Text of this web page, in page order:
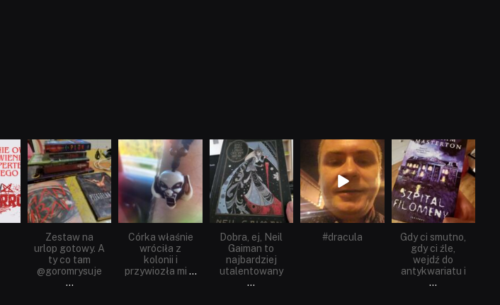
dobryhorror
Lip 31
Zestaw na
urlop gotowy. A
ty co tam
@goromrysuje
...
dobryhorror
Lip 14
Córka właśnie
wróciła z
kolonii i
przywiozła mi ...
dobryhorror
Cze 16
Dobra, ej, Neil
Gaiman to
najbardziej
utalentowany
...
dobryhorror
Maj 25
#dracula
dobryhorror
Maj 22
Gdy ci smutno,
gdy ci źle,
wejdź do
antykwariatu i
...